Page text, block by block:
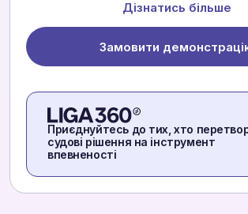
Дізнатись більше
Замовити
Приєднуйтесь до тих, хто
судові рішення на інструмент
впевненості